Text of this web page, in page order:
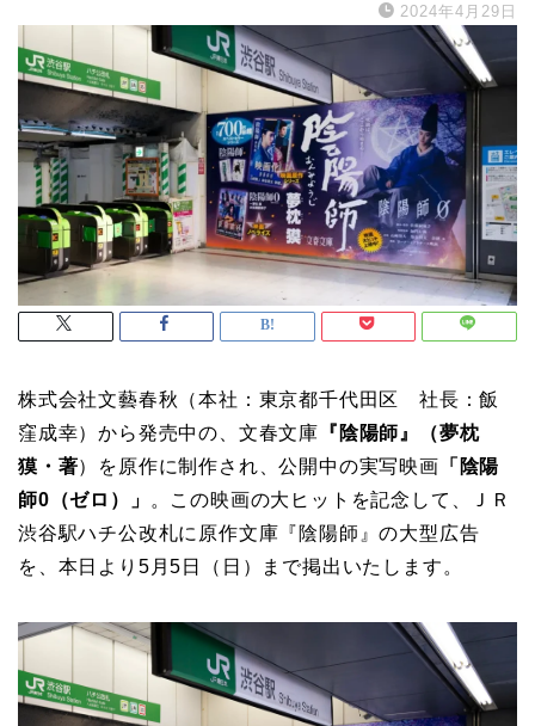
2024年4月29日
株式会社文藝春秋（本社：東京都千代田区 社長：飯
窪成幸）から発売中の、文春文庫 『陰陽師』（夢枕
獏・著）を原作に制作され、公開中の実写映画 「陰陽
師0（ゼロ）」
。この映画の大ヒットを記念して、ＪＲ
渋谷駅ハチ公改札に原作文庫『陰陽師』の大型広告
を、本日より5月5日（日）まで掲出いたします。